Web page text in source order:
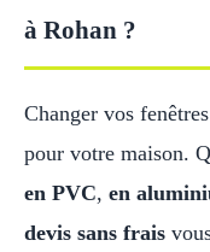
à Rohan ?
Changer vos
pour votre maison.
en PVC, en
devis sans frais